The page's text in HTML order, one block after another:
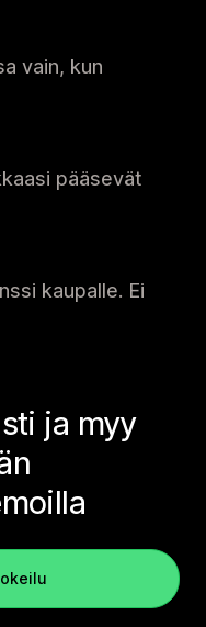
vain, kun
pääsevät
kaupalle. Ei
ja myy